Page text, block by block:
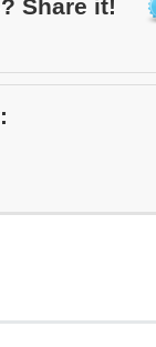
Share it!